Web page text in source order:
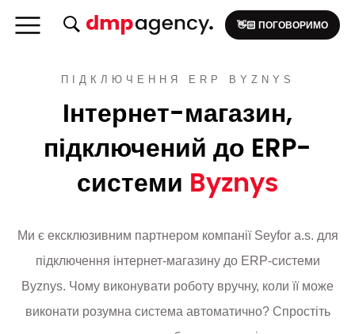
👋🏻 ПОГОВОРИМО
ПІДКЛЮЧЕННЯ ERP BYZNYS
Інтернет-магазин,
підключений до ERP-
системи Byznys
Ми є ексклюзивним партнером компанії Seyfor a.s. для
підключення інтернет-магазину до ERP-системи
Byznys. Чому виконувати роботу вручну, коли її може
виконати розумна система автоматично? Спростіть